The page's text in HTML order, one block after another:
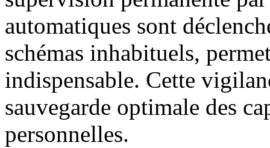
automatiques sont
schémas inhabituels,
indispensable. Cette
sauvegarde optimale des
personnelles.